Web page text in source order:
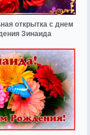
открытка с днем
Зинаида